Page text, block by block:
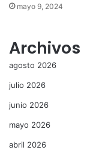
mayo 9, 2024
Archivos
agosto 2026
julio 2026
junio 2026
mayo 2026
abril 2026